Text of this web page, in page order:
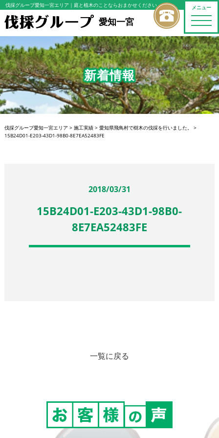
メニュー
toggle
伐採グループ愛知一宮エリア ｜庭と植木のことならおまかせください
愛知一宮
新着情報
伐採グループ愛知一宮エリア > 施工実績> 愛知県飛鳥村で樹木の伐採を行いました。
>
15B24D01-E203-43D1-98B0-8E7EA52483FE
2018/03/31
15B24D01-E203-43D1-98B0-
8E7EA52483FE
一覧に戻る